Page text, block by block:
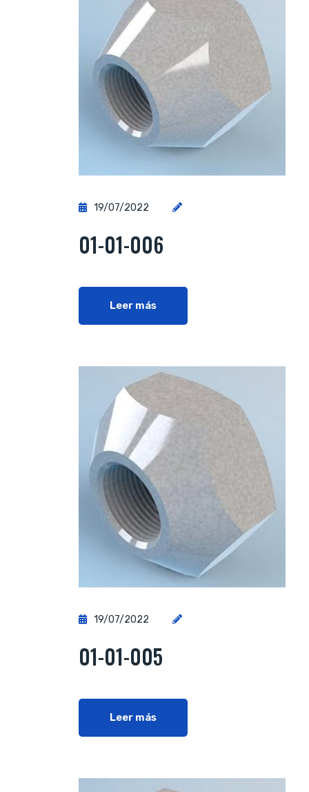
19/07/2022
01-01-006
Leer más
19/07/2022
01-01-005
Leer más